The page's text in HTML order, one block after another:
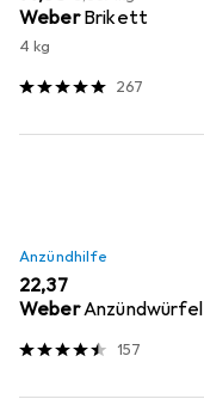
Weber Brikett
4 kg
267
Anzündhilfe
EUR
22,37
WeberAnzündwürfel
157